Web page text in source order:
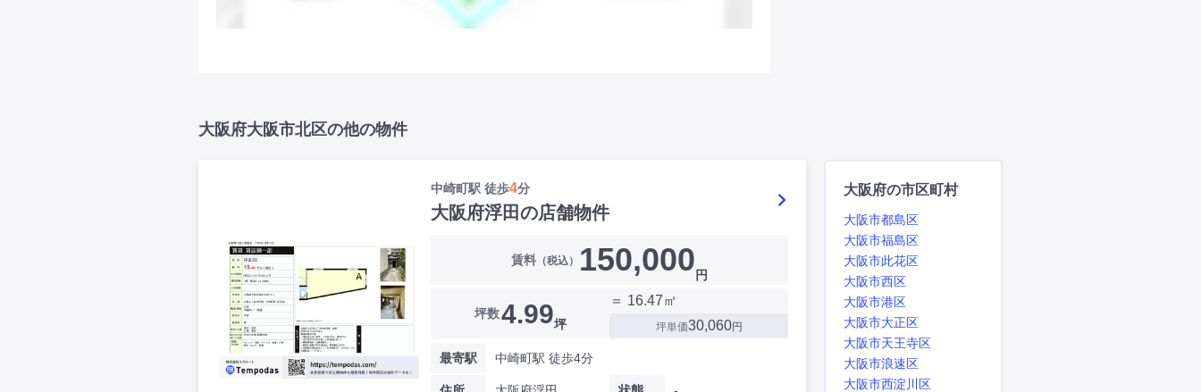
大阪府大阪市北区の他の物件
中崎町駅 徒歩4分
大阪府浮田の店舗物件
賃料 （税込） 150,000 円
坪数4.99坪
＝ 16.47㎡
坪単価30,060円
最寄駅 中崎町駅 徒歩4分
大阪府の市区町村
大阪市都島区
大阪市福島区
大阪市此花区
大阪市西区
大阪市港区
大阪市大正区
大阪市天王寺区
大阪市浪速区
大阪市西淀川区